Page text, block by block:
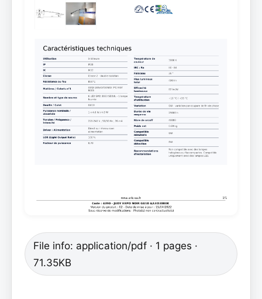
File info: application/pdf · 1 pages ·
71.35KB